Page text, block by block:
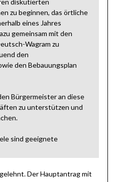
diskutierten
zu beginnen, das örtliche
eines Jahres
gemeinsam mit den
Wagram zu
den
den Bebauungsplan
Bürgermeister an diese
zu unterstützen und
sind geeignete
Der Hauptantrag mit